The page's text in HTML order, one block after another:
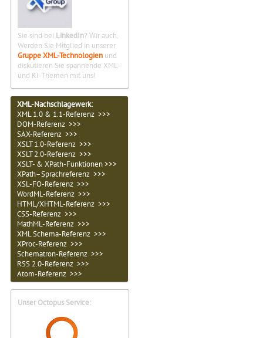
Sie sind bei LinkedIn? Wir auch.
Werden Sie Mitglied in unserer
Gruppe XML-Technologien und
diskutieren Sie spannende XML-
und KI-Themen mit uns!
XML-Nachschlagewerk:
XML 1.0 & 1.1-Referenz >>>
DOM-Referenz >>>
SAX-Referenz >>>
XSLT 1.0-Referenz >>>
XSLT 2.0-Referenz >>>
XSLT- & XPath-Funktionen >>>
XPath–Sprachreferenz >>>
XSL-FO-Referenz >>>
WordML-Referenz >>>
HTML/XHTML-Referenz >>>
CSS-Referenz >>>
MathML-Referenz >>>
XML Schema-Referenz >>>
XProc-Referenz >>>
Schematron-Referenz >>>
RSS 2.0-Referenz >>>
Atom-Referenz >>>
Unser Octopus Service: